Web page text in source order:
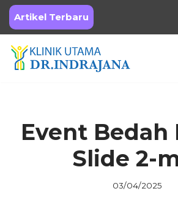
Skip
to
content
Artikel Terbaru
Event Bedah
Slide 2-
03/04/2025